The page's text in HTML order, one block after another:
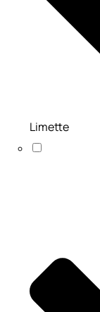
Limette